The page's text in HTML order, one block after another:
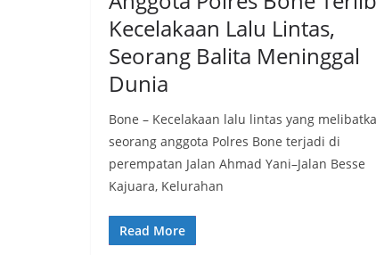
Kecelakaan Lalu Lintas,
Seorang Balita Meninggal
Dunia
Bone – Kecelakaan lalu lintas yang
seorang anggota Polres Bone terjadi di
perempatan Jalan Ahmad Yani–Jalan Besse
Kajuara, Kelurahan
Read More